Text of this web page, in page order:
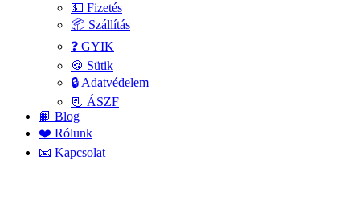
💵 Fizetés
📦 Szállítás
❓ GYIK
🍪 Sütik
🔒 Adatvédelem
📃 ÁSZF
📙 Blog
❤️ Rólunk
📧 Kapcsolat